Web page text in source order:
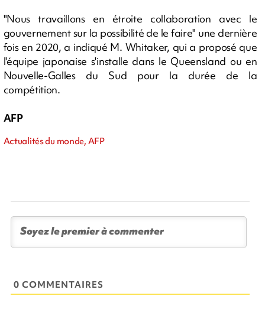
"Nous travaillons en étroite collaboration avec le
gouvernement sur la possibilité de le faire" une dernière
fois en 2020, a indiqué M. Whitaker, qui a proposé que
l'équipe japonaise s'installe dans le Queensland ou en
Nouvelle-Galles du Sud pour la durée de la
compétition.
AFP
Actualités du monde, AFP
0 COMMENTAIRES